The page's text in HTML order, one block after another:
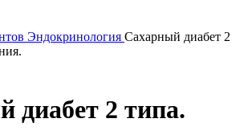
Эндокринология Сахарный диабет 2
диабет 2 типа.